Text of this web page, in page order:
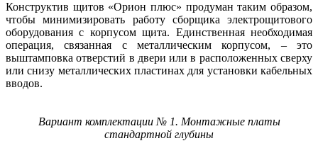
Конструктив щитов «Орион плюс» продуман таким образом,
чтобы минимизировать работу сборщика электрощитового
оборудования с корпусом щита. Единственная необходимая
операция, связанная с металлическим корпусом, – это
выштамповка отверстий в двери или в расположенных сверху
или снизу металлических пластинах для установки кабельных
вводов.
Вариант комплектации № 1. Монтажные платы
стандартной глубины